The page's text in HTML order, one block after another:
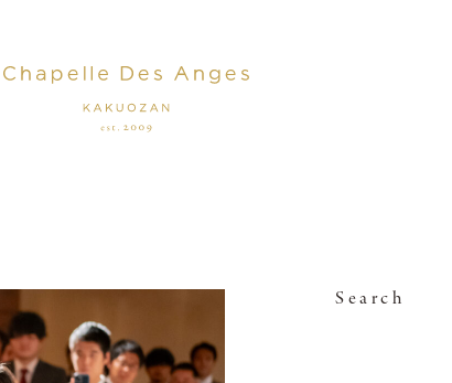
Search